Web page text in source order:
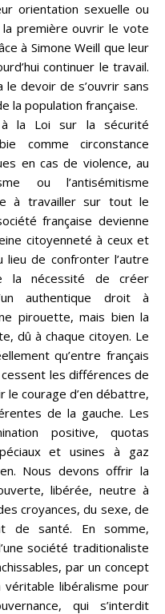
orientation sexuelle ou
première ouvrir le vote
à Simone Weill que leur
continuer le travail.
le devoir de s’ouvrir sans
la population française.
la Loi sur la sécurité
comme circonstance
en cas de violence, au
ou l’antisémitisme
à travailler sur tout le
française devienne
citoyenneté à ceux et
lieu de confronter l’autre
la nécessité de créer
authentique droit à
pirouette, mais bien la
dû à chaque citoyen. Le
qu’entre français
les différences de
le courage d’en débattre,
de la gauche. Les
positive, quotas
et usines à gaz
Nous devons offrir la
libérée, neutre à
croyances, du sexe, de
de santé. En somme,
société traditionaliste
par un concept
libéralisme pour
qui s’interdit